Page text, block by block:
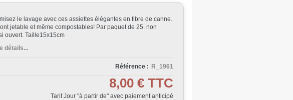
le lavage avec ces assiettes élégantes en fibre de canne.
jetable et même compostables! Par paquet de 25. non
ouvert. Taille15x15cm
détails...
Référence : R_1961
8,00 € TTC
Tarif Jour "à partir de" avec paiement anticipé